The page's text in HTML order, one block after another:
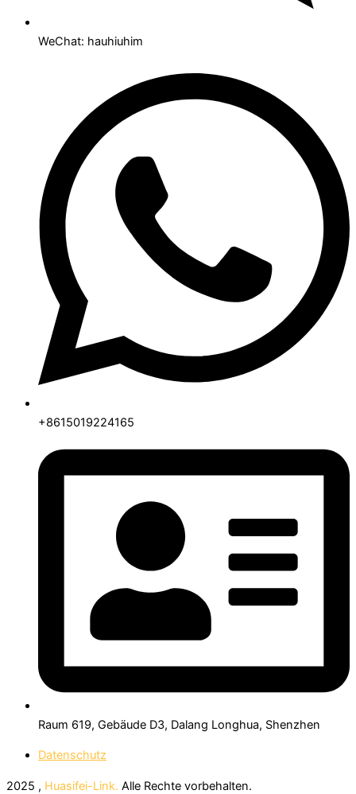
WeChat: hauhiuhim
+8615019224165
Raum 619, Gebäude D3, Dalang Longhua, Shenzhen
Datenschutz
2025 , Huasifei-Link. Alle Rechte vorbehalten.